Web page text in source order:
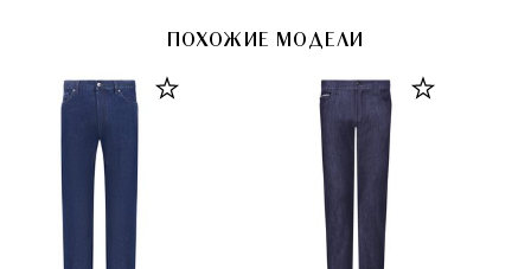
ПОХОЖИЕ МОДЕЛИ